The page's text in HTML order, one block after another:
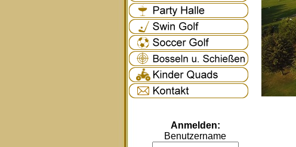
Anmelden:
Benutzername